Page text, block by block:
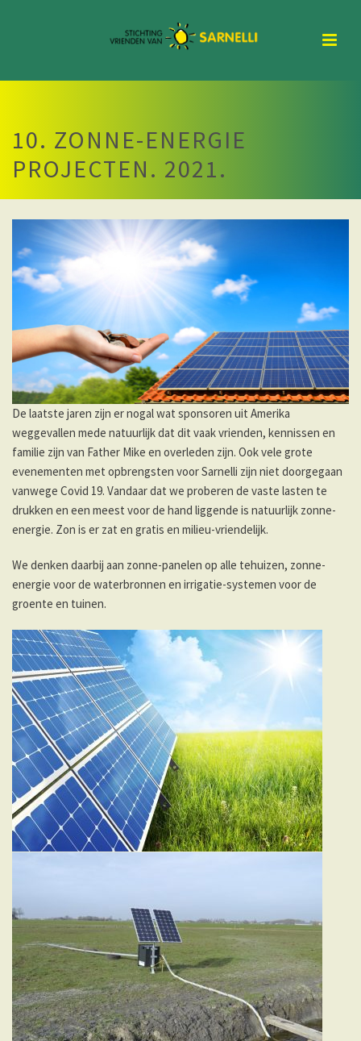
10. ZONNE-ENERGIE
PROJECTEN. 2021.
De laatste jaren zijn er nogal wat sponsoren uit Amerika
weggevallen mede natuurlijk dat dit vaak vrienden, kennissen en
familie zijn van Father Mike en overleden zijn. Ook vele grote
evenementen met opbrengsten voor Sarnelli zijn niet doorgegaan
vanwege Covid 19. Vandaar dat we proberen de vaste lasten te
drukken en een meest voor de hand liggende is natuurlijk zonne-
energie. Zon is er zat en gratis en milieu-vriendelijk.
We denken daarbij aan zonne-panelen op alle tehuizen, zonne-
energie voor de waterbronnen en irrigatie-systemen voor de
groente en tuinen.